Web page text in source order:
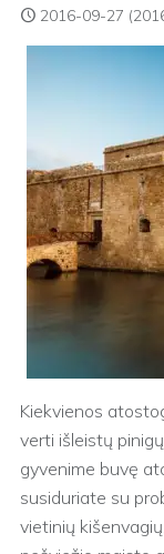
2016-09-27
Kiekvienos
verti išleistų
gyvenime buvę
susiduriate su
vietinių